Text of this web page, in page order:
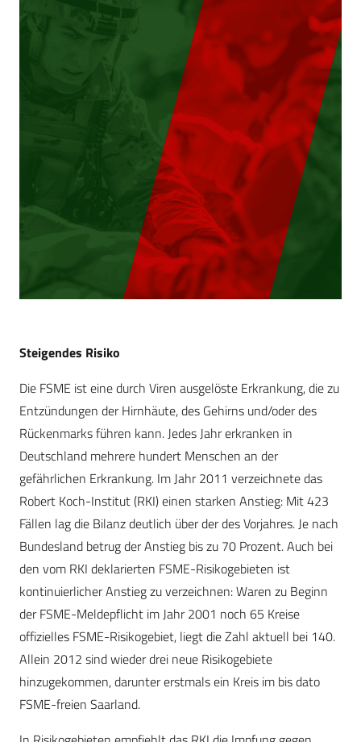
Steigendes Risiko
Die FSME ist eine durch Viren ausgelöste Erkrankung, die zu
Entzündungen der Hirnhäute, des Gehirns und/oder des
Rückenmarks führen kann. Jedes Jahr erkranken in
Deutschland mehrere hundert Menschen an der
gefährlichen Erkrankung. Im Jahr 2011 verzeichnete das
Robert Koch-Institut (RKI) einen starken Anstieg: Mit 423
Fällen lag die Bilanz deutlich über der des Vorjahres. Je nach
Bundesland betrug der Anstieg bis zu 70 Prozent. Auch bei
den vom RKI deklarierten FSME-Risikogebieten ist
kontinuierlicher Anstieg zu verzeichnen: Waren zu Beginn
der FSME-Meldepflicht im Jahr 2001 noch 65 Kreise
offizielles FSME-Risikogebiet, liegt die Zahl aktuell bei 140.
Allein 2012 sind wieder drei neue Risikogebiete
hinzugekommen, darunter erstmals ein Kreis im bis dato
FSME-freien Saarland.